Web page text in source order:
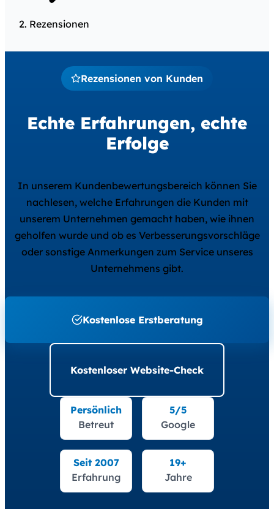
Rezensionen
Rezensionen von Kunden
Echte Erfahrungen, echte
Erfolge
In unserem Kundenbewertungsbereich können Sie
nachlesen, welche Erfahrungen die Kunden mit
unserem Unternehmen gemacht haben, wie ihnen
geholfen wurde und ob es Verbesserungsvorschläge
oder sonstige Anmerkungen zum Service unseres
Unternehmens gibt.
Persönlich
Betreut
5/5
Google
Seit 2007
Erfahrung
19+
Jahre
Kostenlose Erstberatung
Kostenloser Website-Check